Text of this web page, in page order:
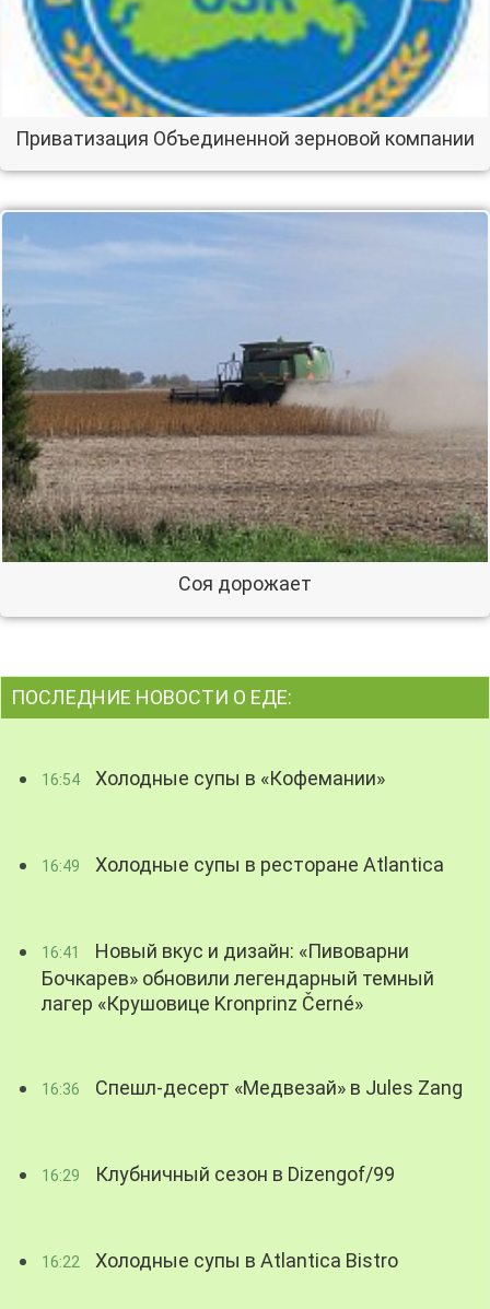
Приватизация Объединенной зерновой компании
Соя дорожает
ПОСЛЕДНИЕ НОВОСТИ О ЕДЕ:
16:54 Холодные супы в «Кофемании»
16:49 Холодные супы в ресторане Atlantica
16:41
Новый вкус и дизайн: «Пивоварни
Бочкарев» обновили легендарный темный
лагер «Крушовице Kronprinz Černé»
16:36 Спешл-десерт «Медвезай» в Jules Zang
16:29 Клубничный сезон в Dizengof/99
16:22 Холодные супы в Atlantica Bistro